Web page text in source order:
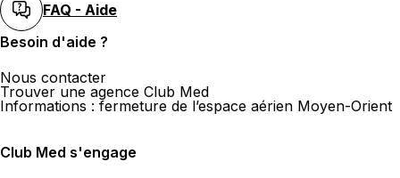
FAQ - Aide
Besoin d'aide ?
Nous contacter
Trouver une agence Club Med
Informations : fermeture de l’espace aérien Moyen-Orient
Club Med s'engage